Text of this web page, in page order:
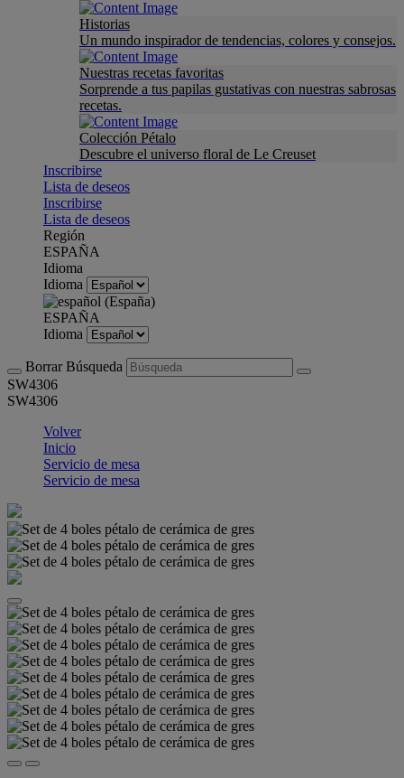
Historias
Un mundo inspirador de tendencias, colores y consejos.
Nuestras recetas favoritas
Sorprende a tus papilas gustativas con nuestras sabrosas
recetas.
Colección Pétalo
Descubre el universo floral de Le Creuset
Inscribirse
Lista de deseos
Inscribirse
Lista de deseos
Región
ESPAÑA
Idioma
Idioma
ESPAÑA
Idioma
Borrar Búsqueda
SW4306
SW4306
Volver
Inicio
Servicio de mesa
Servicio de mesa